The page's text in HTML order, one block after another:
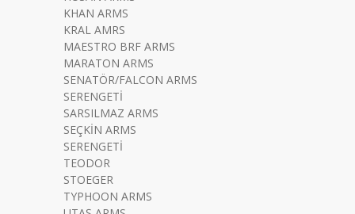
KHAN ARMS
KRAL AMRS
MAESTRO BRF ARMS
MARATON ARMS
SENATÖR/FALCON ARMS
SERENGETİ
SARSILMAZ ARMS
SEÇKİN ARMS
SERENGETİ
TEODOR
STOEGER
TYPHOON ARMS